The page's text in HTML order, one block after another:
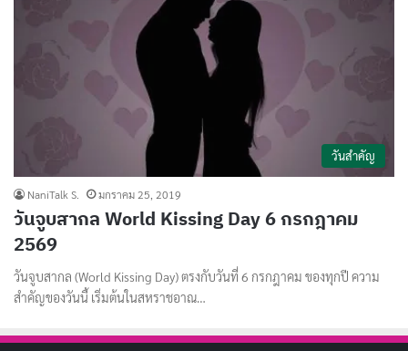
วันสำคัญ
NaniTalk S. มกราคม 25, 2019
วันจูบสากล World Kissing Day 6 กรกฎาคม
2569
วันจูบสากล (World Kissing Day) ตรงกับวันที่ 6 กรกฎาคม ของทุกปี ความ
สำคัญของวันนี้ เริ่มต้นในสหราชอาณ…